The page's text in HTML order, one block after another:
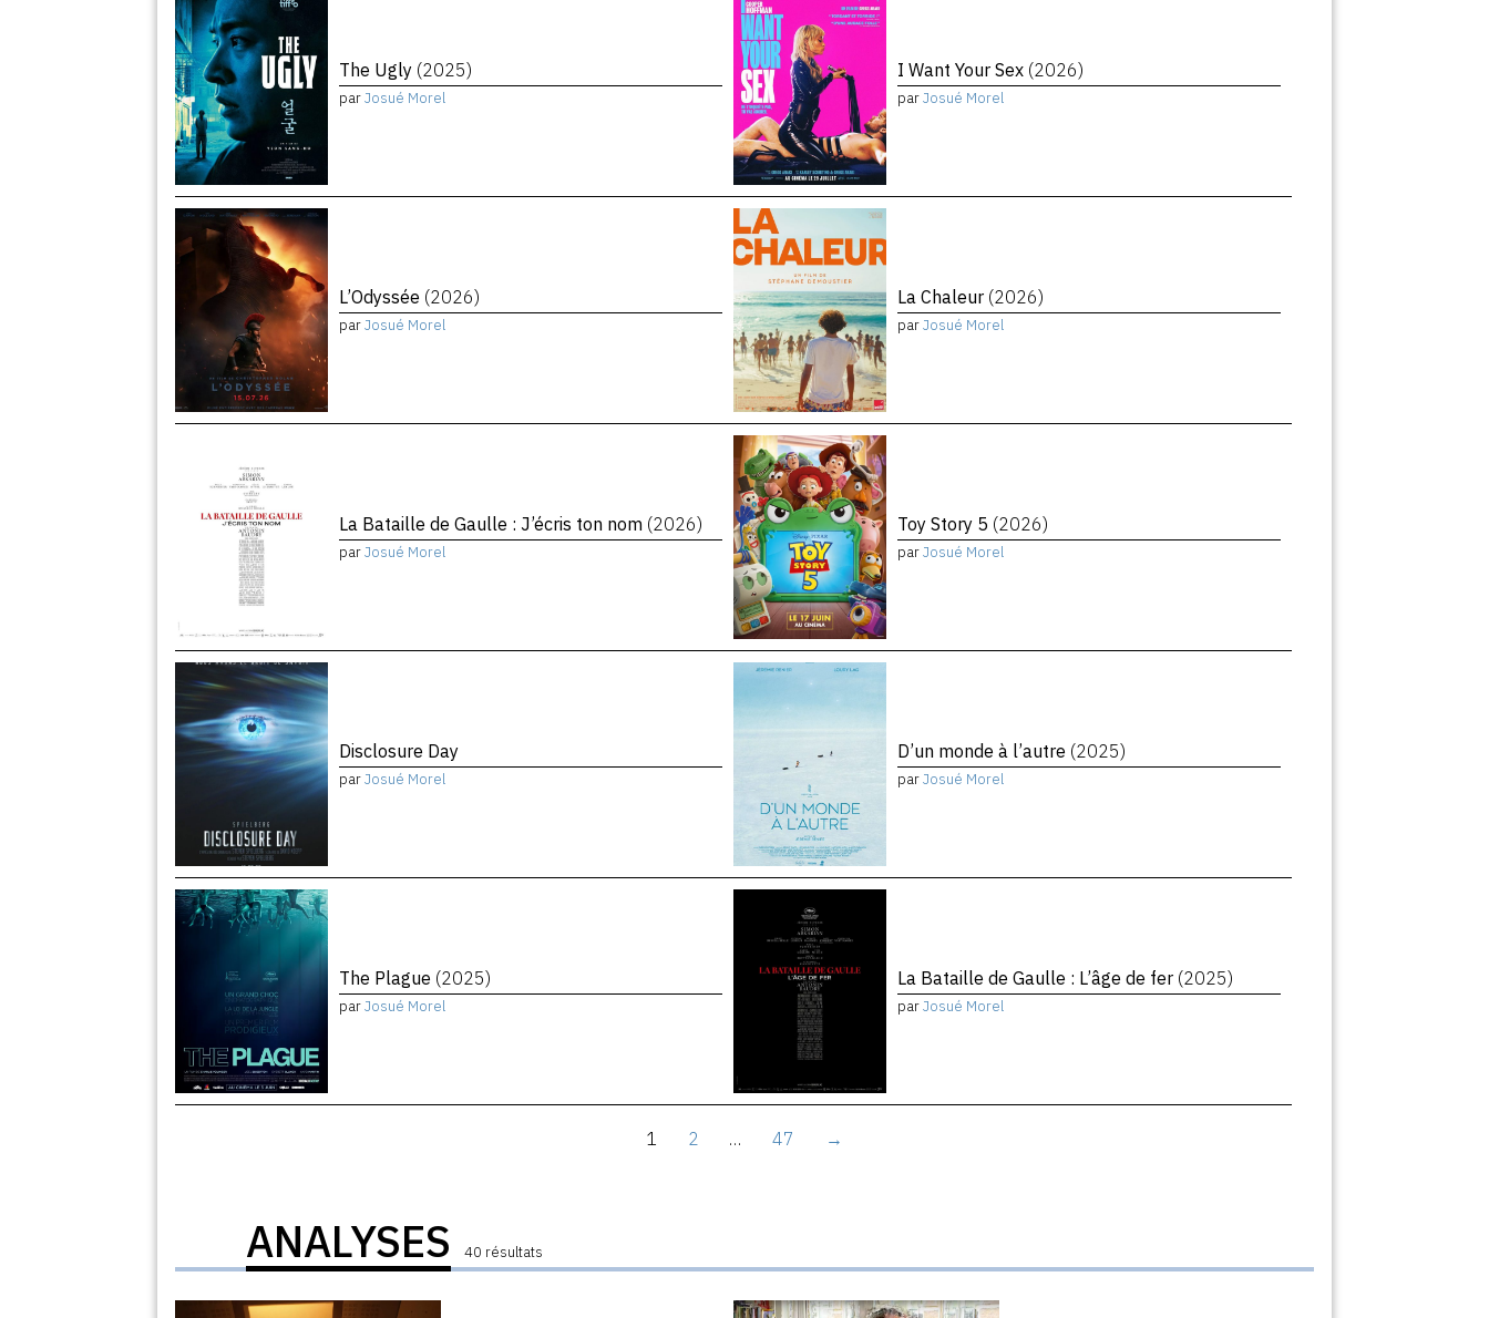
The Ugly (2025)
parJosué Morel
I Want Your Sex (2026)
parJosué Morel
L’Odyssée (2026)
parJosué Morel
La Chaleur (2026)
parJosué Morel
La Bataille de Gaulle : J’écris ton nom (2026)
parJosué Morel
Toy Story 5 (2026)
parJosué Morel
Disclosure Day
parJosué Morel
D’un monde à l’autre (2025)
parJosué Morel
The Plague (2025)
parJosué Morel
La Bataille de Gaulle : L’âge de fer (2025)
parJosué Morel
1 2 … 47 →
ANALYSES 40 résultats